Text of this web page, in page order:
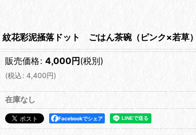
紋花彩泥掻落ドット ごはん茶碗（ピンク×若草
販売価格: 4,000円(税別)
(税込: 4,400円)
在庫なし
Facebookでシェア